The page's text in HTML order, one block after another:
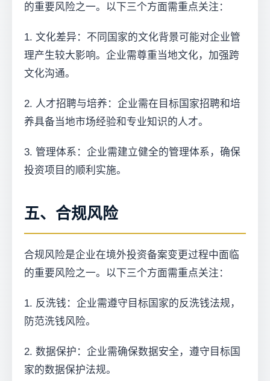
的重要风险之一。以下三个方面需重点关注：
1. 文化差异：不同国家的文化背景可能对企业管
理产生较大影响。企业需尊重当地文化，加强跨
文化沟通。
2. 人才招聘与培养：企业需在目标国家招聘和培
养具备当地市场经验和专业知识的人才。
3. 管理体系：企业需建立健全的管理体系，确保
投资项目的顺利实施。
五、合规风险
合规风险是企业在境外投资备案变更过程中面临
的重要风险之一。以下三个方面需重点关注：
1. 反洗钱：企业需遵守目标国家的反洗钱法规，
防范洗钱风险。
2. 数据保护：企业需确保数据安全，遵守目标国
家的数据保护法规。